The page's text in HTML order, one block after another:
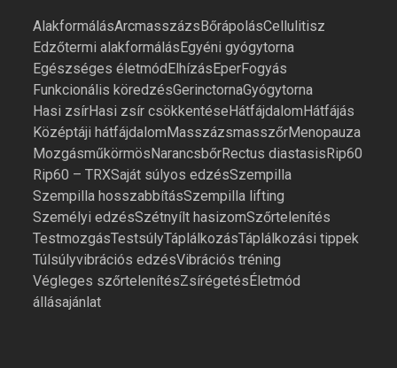
AlakformálásArcmasszázsBőrápolásCellulitisz
Edzőtermi alakformálásEgyéni gyógytorna
Egészséges életmódElhízásEperFogyás
Funkcionális köredzésGerinctornaGyógytorna
Hasi zsírHasi zsír csökkentéseHátfájdalomHátfájás
Középtáji hátfájdalomMasszázsmasszőrMenopauza
MozgásműkörmösNarancsbőrRectus diastasisRip60
Rip60 – TRXSaját súlyos edzésSzempilla
Szempilla hosszabbításSzempilla lifting
Személyi edzésSzétnyílt hasizomSzőrtelenítés
TestmozgásTestsúlyTáplálkozásTáplálkozási tippek
Túlsúlyvibrációs edzésVibrációs tréning
Végleges szőrtelenítésZsírégetésÉletmód
állásajánlat